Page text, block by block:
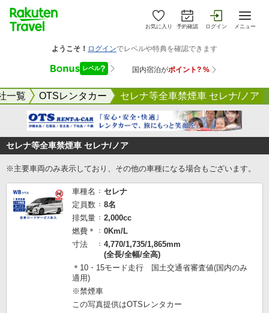
お気に入り 予約確認 ログイン メニュー
一覧 OTSレンタカー セレナ等全車禁煙車 セレナ/ノア
セレナ等全車禁煙車 セレナ/ノア
※主要車両のみ表示しており、その他の車種になる場合もございます。
車種名
セレナ
定員数
8名
排気量
2,000cc
燃費＊
0Km/L
寸法
4,770/1,735/1,865mm
(全長/全幅/全高)
＊10・15モード走行 国土交通省審査値(国内のみ
適用)
※禁煙車
この写真提供はOTSレンタカー